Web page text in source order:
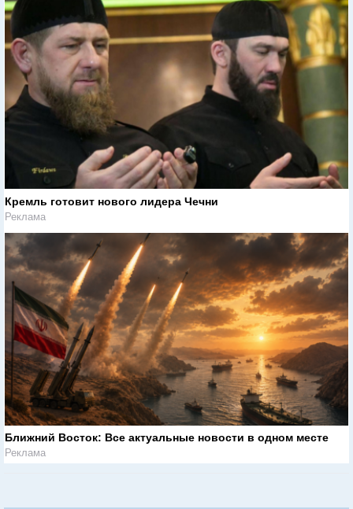
Кремль готовит нового лидера Чечни
Реклама
Ближний Восток: Все актуальные новости в одном месте
Реклама